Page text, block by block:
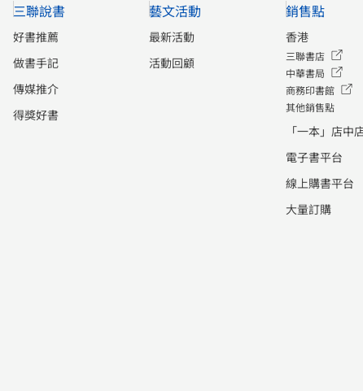
三聯說書
好書推薦
做書手記
傳媒推介
得獎好書
藝文活動
最新活動
活動回顧
銷售點
香港
三聯書店
中華書局
商務印書館
其他銷售點
「一本」店中
電子書平台
線上購書平台
大量訂購